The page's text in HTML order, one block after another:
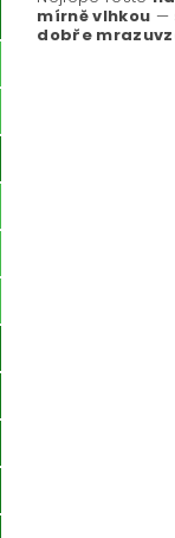
mírně vlhkou —
dobře